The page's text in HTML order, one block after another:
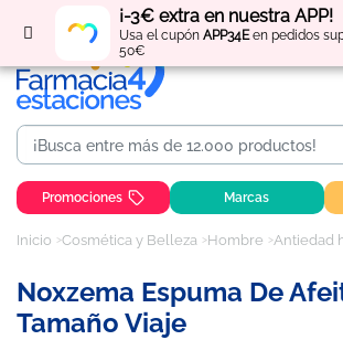
¡-3€ extra en nuestra APP!
Usa el cupón APP34Een pedidos
50€
Regístratey obténpuntos por
Promociones Marcas
Inicio Cosmética y Belleza Hombre Antiedad
Noxzema Espuma De
Tamaño Viaje